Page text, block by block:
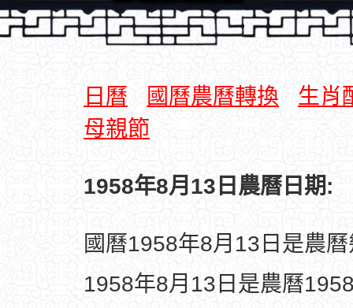
日曆 國曆農曆轉換
生肖
母親節
1958年8月13日農曆日期:
國曆1958年8月13日是農
1958年8月13日是農曆